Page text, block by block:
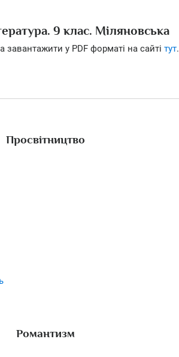
9 клас. Міляновська
у PDF форматі на сайті тут.
Просвітництво
Романтизм